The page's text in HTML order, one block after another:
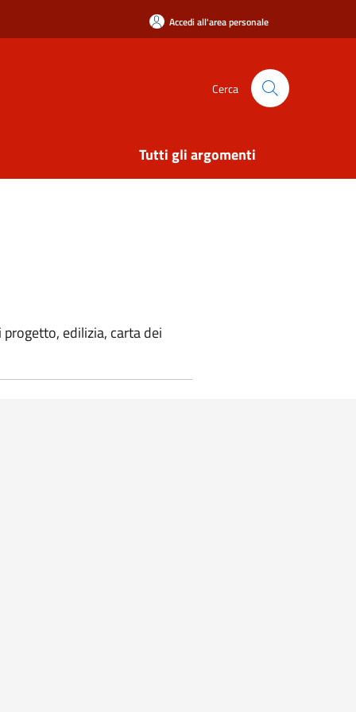
Accedi all'area personale
Cerca
Tutti gli argomenti
edilizia, carta dei